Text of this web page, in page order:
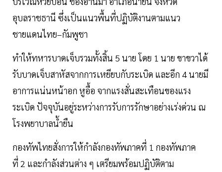
อุบลราชธานี ซึ่งเป็นแนวพื้นที่ปฏิบัติงานตามแนว
ชายแดนไทย–กัมพูชา
ทำให้ทหารบาดเจ็บรวมทั้งสิ้น 5 นาย โดย 1 นาย ขาขวาได้
รับบาดเจ็บสาหัสจากการเหยียบกับระเบิด และอีก 4 นายมี
อาการแน่นหน้าอก หูอื้อ จากแรงสั่นสะเทือนของแรง
ระเบิด ปัจจุบันอยู่ระหว่างการรับการรักษาอย่างเร่งด่วน ณ
โรงพยาบาลน้ำยืน
กองทัพไทยสั่งการให้กำลังกองทัพภาคที่ 1 กองทัพภาค
ที่ 2 และกำลังส่วนต่าง ๆ เตรียมพร้อมปฏิบัติตาม